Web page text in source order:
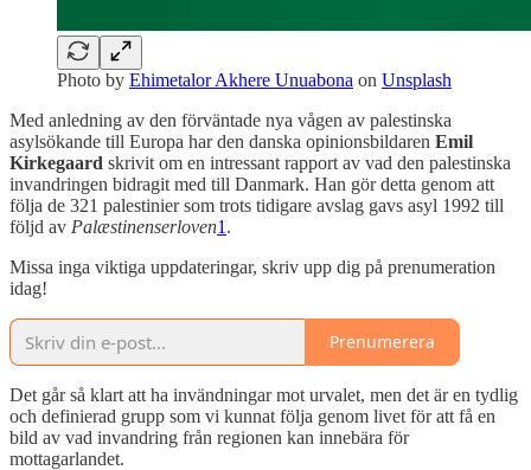
Photo by Ehimetalor Akhere Unuabona on Unsplash
Med anledning av den förväntade nya vågen av palestinska
asylsökande till Europa har den danska opinionsbildaren Emil
Kirkegaard skrivit om en intressant rapport av vad den palestinska
invandringen bidragit med till Danmark. Han gör detta genom att
följa de 321 palestinier som trots tidigare avslag gavs asyl 1992 till
följd av Palæstinenserloven1 .
Missa inga viktiga uppdateringar, skriv upp dig på prenumeration
idag!
Prenumerera
Det går så klart att ha invändningar mot urvalet, men det är en tydlig
och definierad grupp som vi kunnat följa genom livet för att få en
bild av vad invandring från regionen kan innebära för
mottagarlandet.